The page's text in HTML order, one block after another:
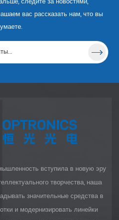
вас рассказать нам, что вы
вступила в новую эру
творчества, наша
значительные средства в
и модернизировать линейки